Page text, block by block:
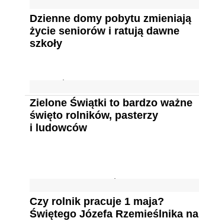
Dzienne domy pobytu zmieniają
życie seniorów i ratują dawne
szkoły
Zielone Świątki to bardzo ważne
święto rolników, pasterzy
i ludowców
Czy rolnik pracuje 1 maja?
Świętego Józefa Rzemieślnika na